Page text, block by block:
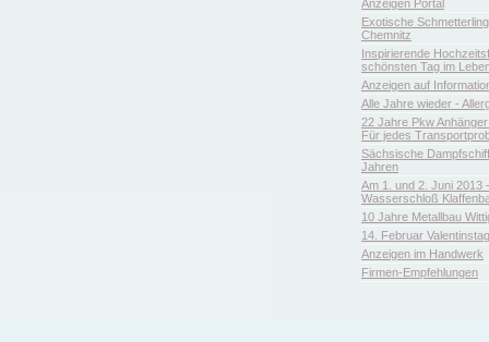
Anzeigen Portal
Exotische
Chemnitz
Inspirierende
schönsten Tag im
Anzeigen auf
Alle Jahre wieder -
22 Jahre Pkw
Für jedes
Sächsische
Jahren
Am 1. und 2. Juni 2013
Wasserschloß
10 Jahre Metallbau
14. Februar
Anzeigen im Handwerk
Firmen-Empfehlungen